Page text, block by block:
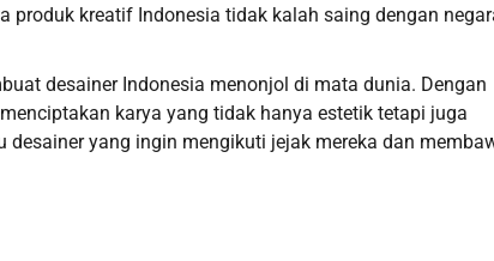
kreatif Indonesia tidak kalah saing dengan
desainer Indonesia menonjol di mata dunia. Dengan
karya yang tidak hanya estetik tetapi juga
yang ingin mengikuti jejak mereka dan